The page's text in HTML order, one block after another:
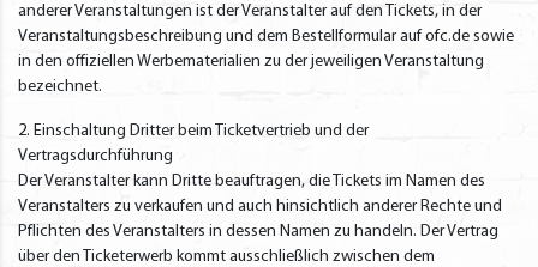
anderer Veranstaltungen ist der Veranstalter auf den Tickets, in der
Veranstaltungsbeschreibung und dem Bestellformular auf ofc.de sowie
in den offiziellen Werbematerialien zu der jeweiligen Veranstaltung
bezeichnet.
2. Einschaltung Dritter beim Ticketvertrieb und der
Vertragsdurchführung
Der Veranstalter kann Dritte beauftragen, die Tickets im Namen des
Veranstalters zu verkaufen und auch hinsichtlich anderer Rechte und
Pflichten des Veranstalters in dessen Namen zu handeln. Der Vertrag
über den Ticketerwerb kommt ausschließlich zwischen dem